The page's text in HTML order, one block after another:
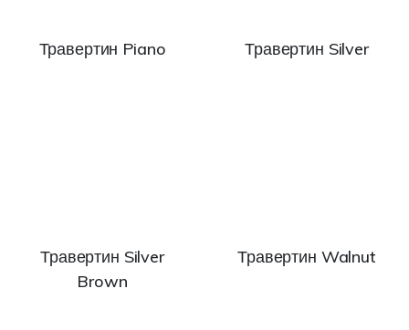
Травертин Piano Травертин Silver
Травертин Silver
Brown
Травертин Walnut